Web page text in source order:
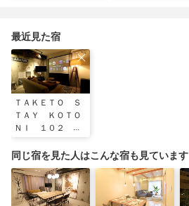
最近見た宿
ＴＡＫＥＴＯ Ｓ
ＴＡＹ ＫＯＴＯ
ＮＩ １０２ ＾
同じ宿を見た人はこんな宿も見ています